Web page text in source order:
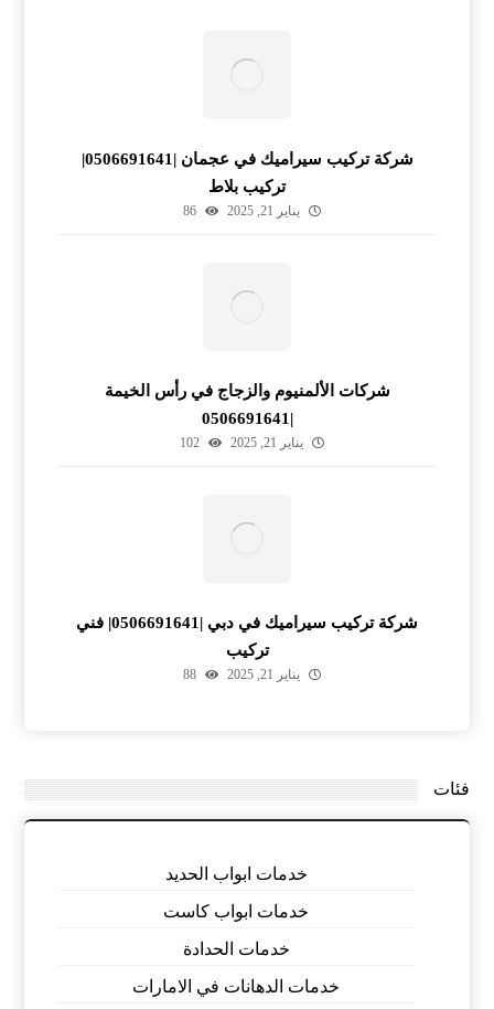
شركة تركيب سيراميك في عجمان |0506691641|
تركيب بلاط
يناير 21, 2025 86
شركات الألمنيوم والزجاج في رأس الخيمة
|0506691641
يناير 21, 2025 102
شركة تركيب سيراميك في دبي |0506691641| فني
تركيب
يناير 21, 2025 88
فئات
خدمات ابواب الحديد
خدمات ابواب كاست
خدمات الحدادة
خدمات الدهانات في الامارات